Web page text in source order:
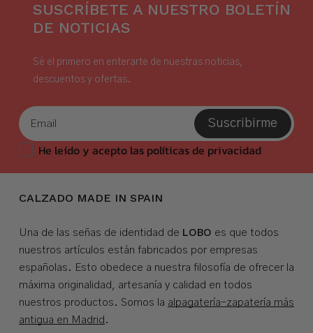
SUSCRÍBETE A NUESTRO BOLETÍN
DE NOTICIAS
Sé el primero en enterarte de nuestras noticias,
descuentos y ofertas.
Suscribirme
He leído y acepto las políticas de privacidad
CALZADO MADE IN SPAIN
Una de las señas de identidad de LOBO es que todos
nuestros artículos están fabricados por empresas
españolas. Esto obedece a nuestra filosofía de ofrecer la
máxima originalidad, artesanía y calidad en todos
nuestros productos. Somos la alpagatería-zapatería más
antigua en Madrid .